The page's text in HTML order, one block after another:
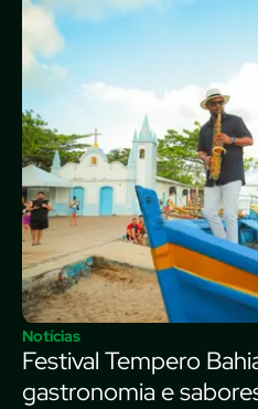
Notícias
Festival Tempero
gastronomia e